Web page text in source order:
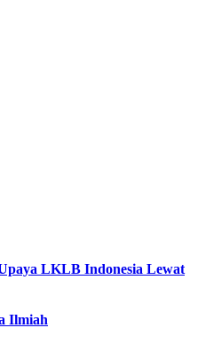
LKLB Indonesia Lewat
Ilmiah